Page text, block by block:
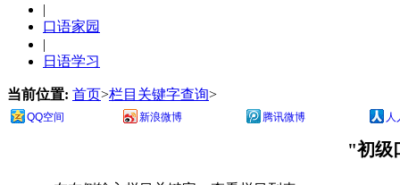
|
口语家园
|
日语学习
当前位置: 首页>栏目关键字查询>
QQ空间 新浪微博 腾讯微博 人
"初级